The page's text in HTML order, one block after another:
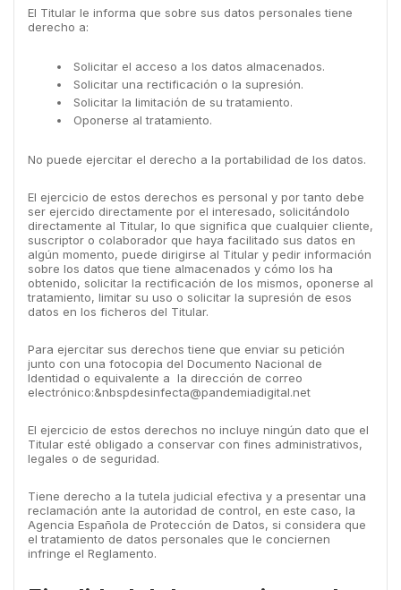
El Titular le informa que sobre sus datos personales tiene
derecho a:
Solicitar el acceso a los datos almacenados.
Solicitar una rectificación o la supresión.
Solicitar la limitación de su tratamiento.
Oponerse al tratamiento.
No puede ejercitar el derecho a la portabilidad de los datos.
El ejercicio de estos derechos es personal y por tanto debe
ser ejercido directamente por el interesado, solicitándolo
directamente al Titular, lo que significa que cualquier cliente,
suscriptor o colaborador que haya facilitado sus datos en
algún momento, puede dirigirse al Titular y pedir información
sobre los datos que tiene almacenados y cómo los ha
obtenido, solicitar la rectificación de los mismos, oponerse al
tratamiento, limitar su uso o solicitar la supresión de esos
datos en los ficheros del Titular.
Para ejercitar sus derechos tiene que enviar su petición
junto con una fotocopia del Documento Nacional de
Identidad o equivalente a la dirección de correo
electrónico:&nbspdesinfecta@pandemiadigital.net
El ejercicio de estos derechos no incluye ningún dato que el
Titular esté obligado a conservar con fines administrativos,
legales o de seguridad.
Tiene derecho a la tutela judicial efectiva y a presentar una
reclamación ante la autoridad de control, en este caso, la
Agencia Española de Protección de Datos, si considera que
el tratamiento de datos personales que le conciernen
infringe el Reglamento.